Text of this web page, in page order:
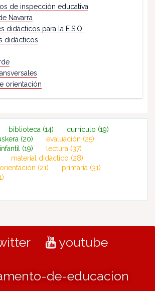
de inspección educativa
Navarra
didácticos para la E.S.O.
didácticos
orientación
biblioteca (14) currículo (19)
(20) evaluación (25)
infantil (19) lectura (37)
material didáctico (28)
orientación (21) primaria (31)
youtube
de-educacion